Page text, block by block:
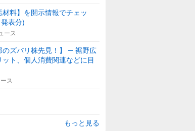
材料】を開示情報でチェッ
表分)
ース
のズバリ株先見！】 ─ 裾野広
ト、個人消費関連などに目
ス
もっと見る